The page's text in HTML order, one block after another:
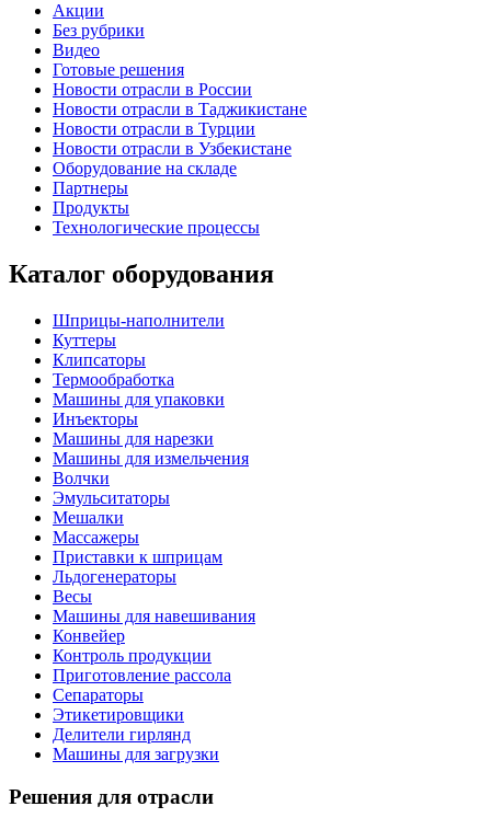
Акции
Без рубрики
Видео
Готовые решения
Новости отрасли в России
Новости отрасли в Таджикистане
Новости отрасли в Турции
Новости отрасли в Узбекистане
Оборудование на складе
Партнеры
Продукты
Технологические процессы
Каталог оборудования
Шприцы-наполнители
Куттеры
Клипсаторы
Термообработка
Машины для упаковки
Инъекторы
Машины для нарезки
Машины для измельчения
Волчки
Эмульситаторы
Мешалки
Массажеры
Приставки к шприцам
Льдогенераторы
Весы
Машины для навешивания
Конвейер
Контроль продукции
Приготовление рассола
Сепараторы
Этикетировщики
Делители гирлянд
Машины для загрузки
Решения для отрасли